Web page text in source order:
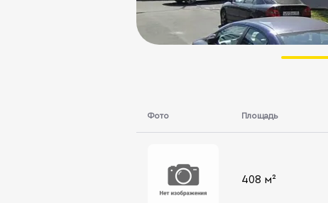
Фото Площадь
408 м²